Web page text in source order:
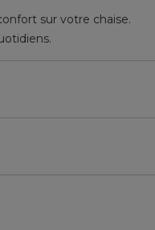
sur votre chaise.